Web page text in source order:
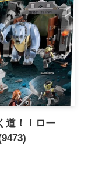
道！！ロー